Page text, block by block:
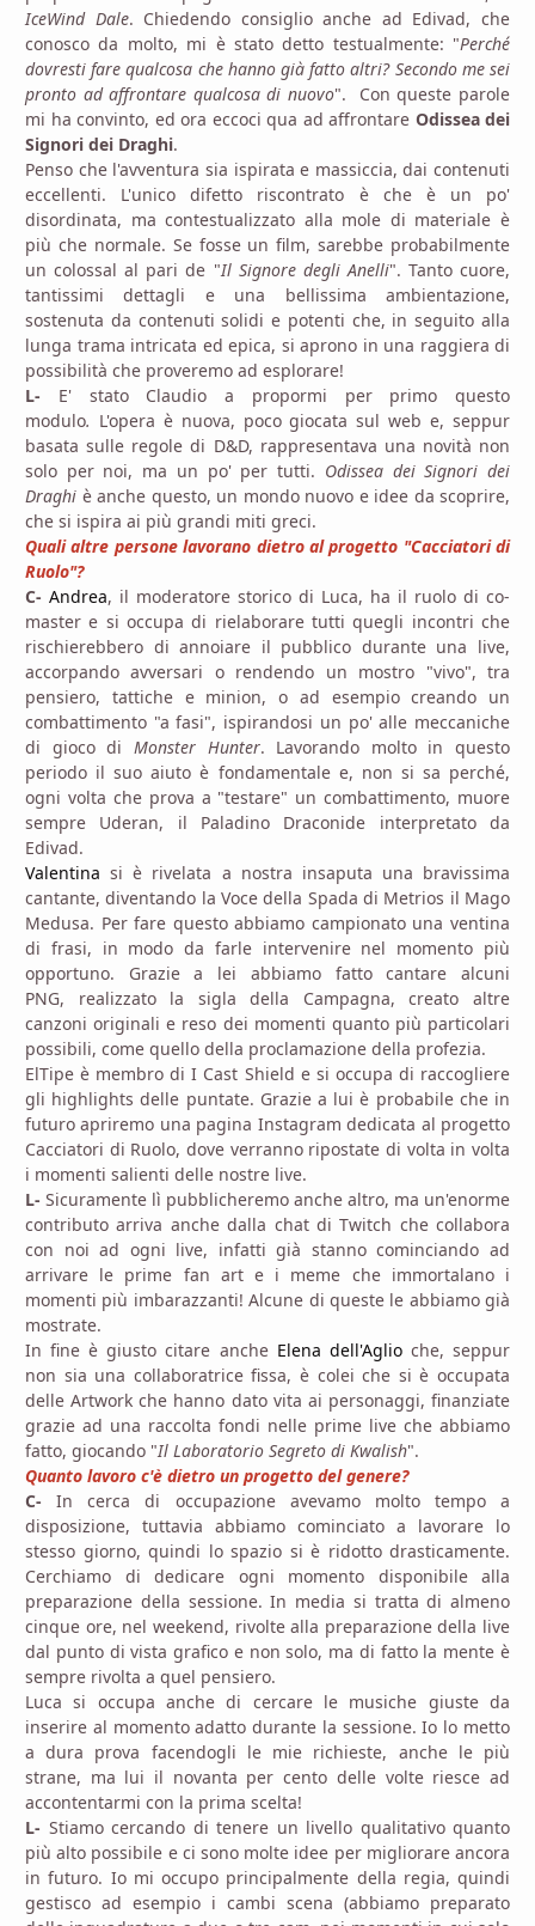
IceWind Dale. Chiedendo consiglio anche ad Edivad, che
conosco da molto, mi è stato detto testualmente: "Perché
dovresti fare qualcosa che hanno già fatto altri? Secondo me sei
pronto ad affrontare qualcosa di nuovo". Con queste parole
mi ha convinto, ed ora eccoci qua ad affrontare Odissea dei
Signori dei Draghi.
Penso che l'avventura sia ispirata e massiccia, dai contenuti
eccellenti. L'unico difetto riscontrato è che è un po'
disordinata, ma contestualizzato alla mole di materiale è
più che normale. Se fosse un film, sarebbe probabilmente
un colossal al pari de "Il Signore degli Anelli". Tanto cuore,
tantissimi dettagli e una bellissima ambientazione,
sostenuta da contenuti solidi e potenti che, in seguito alla
lunga trama intricata ed epica, si aprono in una raggiera di
possibilità che proveremo ad esplorare!
L- E' stato Claudio a propormi per primo questo
modulo. L'opera è nuova, poco giocata sul web e, seppur
basata sulle regole di D&D, rappresentava una novità non
solo per noi, ma un po' per tutti. Odissea dei Signori dei
Draghi è anche questo, un mondo nuovo e idee da scoprire,
che si ispira ai più grandi miti greci.
Quali altre persone lavorano dietro al progetto "Cacciatori di
Ruolo"?
C- Andrea, il moderatore storico di Luca, ha il ruolo di co-
master e si occupa di rielaborare tutti quegli incontri che
rischierebbero di annoiare il pubblico durante una live,
accorpando avversari o rendendo un mostro "vivo", tra
pensiero, tattiche e minion, o ad esempio creando un
combattimento "a fasi", ispirandosi un po' alle meccaniche
di gioco di Monster Hunter. Lavorando molto in questo
periodo il suo aiuto è fondamentale e, non si sa perché,
ogni volta che prova a "testare" un combattimento, muore
sempre Uderan, il Paladino Draconide interpretato da
Edivad.
Valentina si è rivelata a nostra insaputa una bravissima
cantante, diventando la Voce della Spada di Metrios il Mago
Medusa. Per fare questo abbiamo campionato una ventina
di frasi, in modo da farle intervenire nel momento più
opportuno. Grazie a lei abbiamo fatto cantare alcuni
PNG, realizzato la sigla della Campagna, creato altre
canzoni originali e reso dei momenti quanto più particolari
possibili, come quello della proclamazione della profezia.
ElTipe è membro di I Cast Shield e si occupa di raccogliere
gli highlights delle puntate. Grazie a lui è probabile che in
futuro apriremo una pagina Instagram dedicata al progetto
Cacciatori di Ruolo, dove verranno ripostate di volta in volta
i momenti salienti delle nostre live.
L- Sicuramente lì pubblicheremo anche altro, ma un'enorme
contributo arriva anche dalla chat di Twitch che collabora
con noi ad ogni live, infatti già stanno cominciando ad
arrivare le prime fan art e i meme che immortalano i
momenti più imbarazzanti! Alcune di queste le abbiamo già
mostrate.
In fine è giusto citare anche Elena dell'Aglioche, seppur
non sia una collaboratrice fissa, è colei che si è occupata
delle Artwork che hanno dato vita ai personaggi, finanziate
grazie ad una raccolta fondi nelle prime live che abbiamo
fatto, giocando "Il Laboratorio Segreto di Kwalish".
Quanto lavoro c'è dietro un progetto del genere?
C- In cerca di occupazione avevamo molto tempo a
disposizione, tuttavia abbiamo cominciato a lavorare lo
stesso giorno, quindi lo spazio si è ridotto drasticamente.
Cerchiamo di dedicare ogni momento disponibile alla
preparazione della sessione. In media si tratta di almeno
cinque ore, nel weekend, rivolte alla preparazione della live
dal punto di vista grafico e non solo, ma di fatto la mente è
sempre rivolta a quel pensiero.
Luca si occupa anche di cercare le musiche giuste da
inserire al momento adatto durante la sessione. Io lo metto
a dura prova facendogli le mie richieste, anche le più
strane, ma lui il novanta per cento delle volte riesce ad
accontentarmi con la prima scelta!
L- Stiamo cercando di tenere un livello qualitativo quanto
più alto possibile e ci sono molte idee per migliorare ancora
in futuro. Io mi occupo principalmente della regia, quindi
gestisco ad esempio i cambi scena (abbiamo preparato